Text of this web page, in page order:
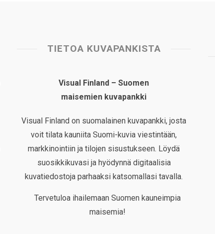
TIETOA KUVAPANKISTA
Visual Finland – Suomen
maisemien kuvapankki
Visual Finland on suomalainen kuvapankki, josta
voit tilata kauniita Suomi-kuvia viestintään,
markkinointiin ja tilojen sisustukseen. Löydä
suosikkikuvasi ja hyödynnä digitaalisia
kuvatiedostoja parhaaksi katsomallasi tavalla.
Tervetuloa ihailemaan Suomen kauneimpia
maisemia!